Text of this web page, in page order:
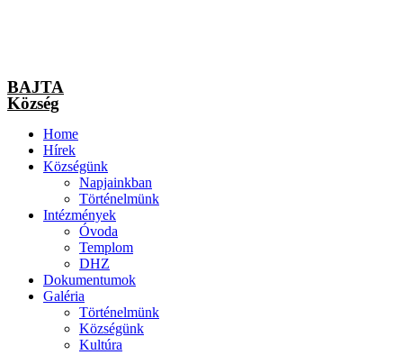
BAJTA
Község
Home
Hírek
Községünk
Napjainkban
Történelmünk
Intézmények
Óvoda
Templom
DHZ
Dokumentumok
Galéria
Történelmünk
Községünk
Kultúra